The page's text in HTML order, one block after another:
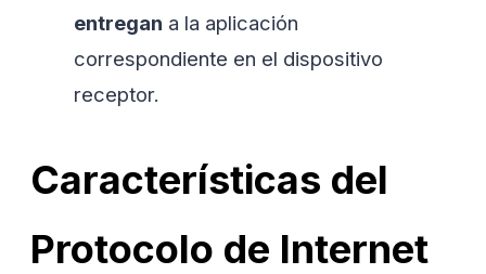
entregan a la aplicación
correspondiente en el dispositivo
receptor.
Características del
Protocolo de Internet